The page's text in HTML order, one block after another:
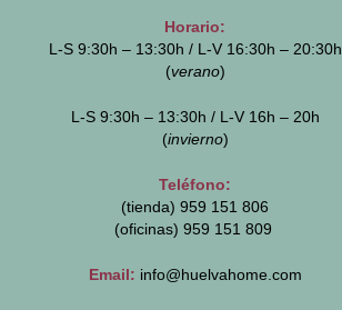
Horario:
L-S 9:30h – 13:30h / L-V 16:30h – 20:30h
(verano)
L-S 9:30h – 13:30h / L-V 16h – 20h
(invierno)
Teléfono:
(tienda) 959 151 806
(oficinas) 959 151 809
Email: info@huelvahome.com